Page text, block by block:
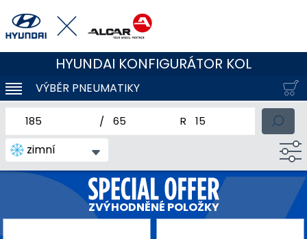
HYUNDAI KONFIGURÁTOR KOL
KLOUBOVÁ NAVIGACE
VÝBĚR PNEUMATIKY
zimní
jmenovitá šířka pneumatiky
profil pneumatikyjmenovitý průměr
ZVÝHODNĚNÉ POLOŽKY